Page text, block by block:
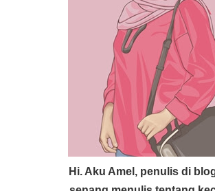
Hi. Aku Amel, penulis di